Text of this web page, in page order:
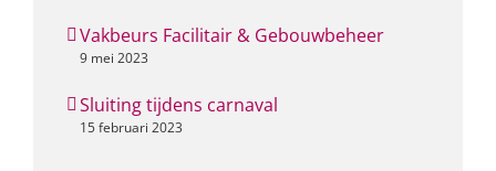
Vakbeurs Facilitair & Gebouwbeheer
9 mei 2023
Sluiting tijdens carnaval
15 februari 2023